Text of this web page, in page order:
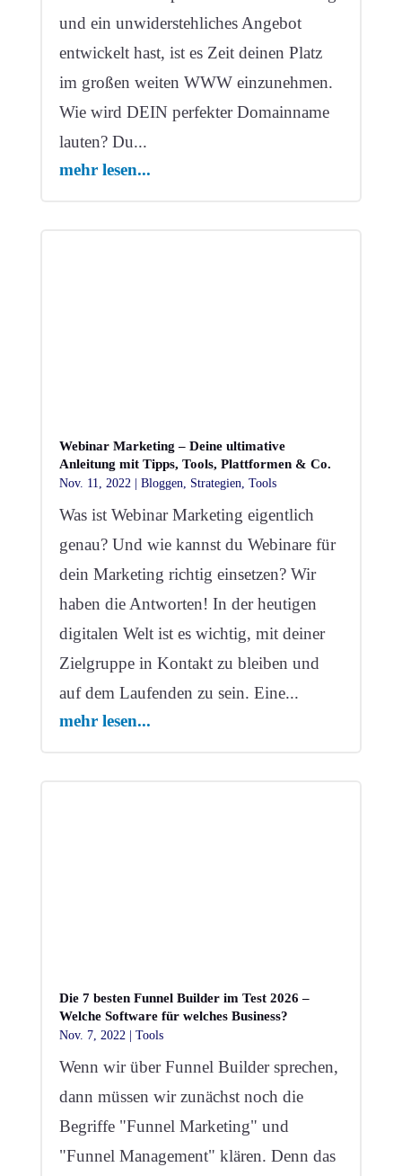
und ein unwiderstehliches Angebot
entwickelt hast, ist es Zeit deinen Platz
im großen weiten WWW einzunehmen.
Wie wird DEIN perfekter Domainname
lauten? Du...
mehr lesen...
Webinar Marketing – Deine ultimative
Anleitung mit Tipps, Tools, Plattformen & Co.
Nov. 11, 2022| Bloggen, Strategien, Tools
Was ist Webinar Marketing eigentlich
genau? Und wie kannst du Webinare für
dein Marketing richtig einsetzen? Wir
haben die Antworten! In der heutigen
digitalen Welt ist es wichtig, mit deiner
Zielgruppe in Kontakt zu bleiben und
auf dem Laufenden zu sein. Eine...
mehr lesen...
Die 7 besten Funnel Builder im Test 2026 –
Welche Software für welches Business?
Nov. 7, 2022 Tools
Wenn wir über Funnel Builder sprechen,
dann müssen wir zunächst noch die
Begriffe "Funnel Marketing" und
"Funnel Management" klären. Denn das